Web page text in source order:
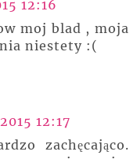
12:16
moj blad , moja
niestety :(
12:17
zachęcająco.